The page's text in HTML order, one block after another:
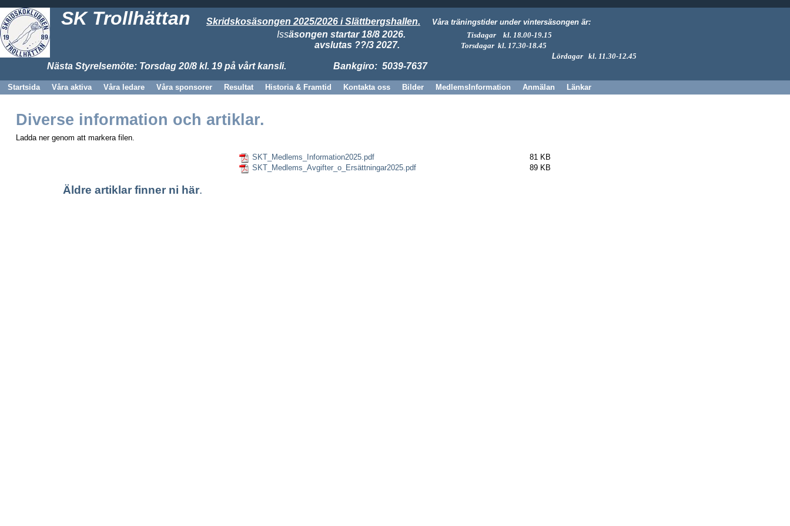
SK Trollhättan Skridskosäsongen 2025/2026 i Slättbergshallen. Våra träningstider under vintersäsongen är:
Issäsongen startar 18/8 2026. Tisdagar kl. 18.00-19.15
avslutas ??/3 2027.
Torsdagar kl. 17.30-18.45
Lördagar kl. 11.30-12.45
Nästa Styrelsemöte: Torsdag 20/8 kl. 19 på vårt kansli. Bankgiro: 5039-7637
Startsida Våra aktiva Våra ledare Våra sponsorer Resultat Historia & Framtid Kontakta oss Bilder MedlemsInformation Anmälan Länkar
Diverse information och artiklar.
Ladda ner genom att markera filen.
SKT_Medlems_Information2025.pdf
81 KB
SKT_Medlems_Avgifter_o_Ersättningar2025.pdf
89 KB
Äldre artiklar finner ni här.